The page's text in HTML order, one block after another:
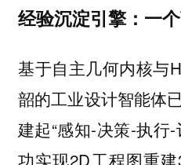
经验沉淀引擎：一
基于自主几何内核与
韶的工业设计智能体
建起“感知-决策-执行
功实现2D工程图重